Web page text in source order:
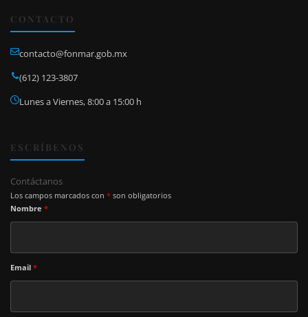
CONTACTO
contacto@fonmar.gob.mx
(612) 123-3807
Lunes a Viernes, 8:00 a 15:00 h
ESCRÍBENOS
Contáctanos
Los campos marcados con * son obligatorios
Nombre *
Email *